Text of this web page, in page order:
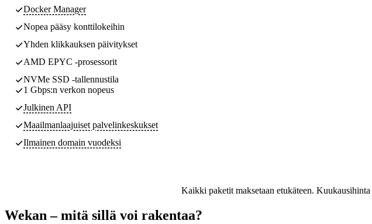
Docker Manager
Nopea pääsy konttilokeihin
Yhden klikkauksen päivitykset
AMD EPYC -prosessorit
NVMe SSD -tallennustila
1 Gbps:n verkon nopeus
Julkinen API
Maailmanlaajuiset palvelinkeskukset
Ilmainen domain vuodeksi
Kaikki paketit maksetaan etukäteen.
Wekan – mitä sillä voi rakentaa?